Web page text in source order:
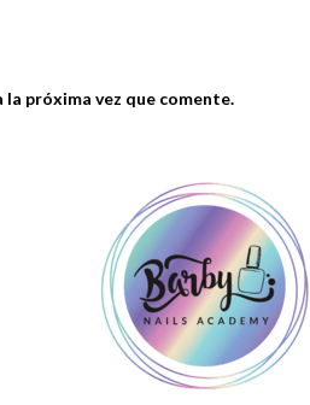
próxima vez que comente.